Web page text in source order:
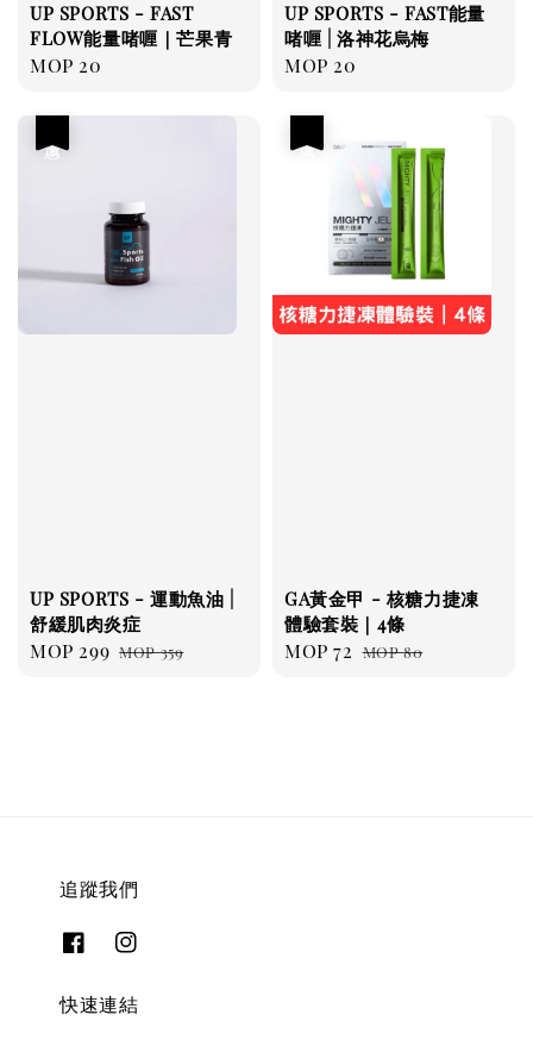
UP SPORTS - FAST
FLOW能量啫喱｜芒果青
Regular
MOP 20
UP SPORTS - FAST能量
啫喱 | 洛神花烏梅
Regular
MOP 20
UP SPORTS - 運動魚油 |
舒緩肌肉炎症
Sale
MOP 299 Regular
MOP 359
GA黃金甲 - 核糖力捷凍
體驗套裝｜4條
Sale
MOP 72 Regular
MOP 80
追蹤我們
快速連結